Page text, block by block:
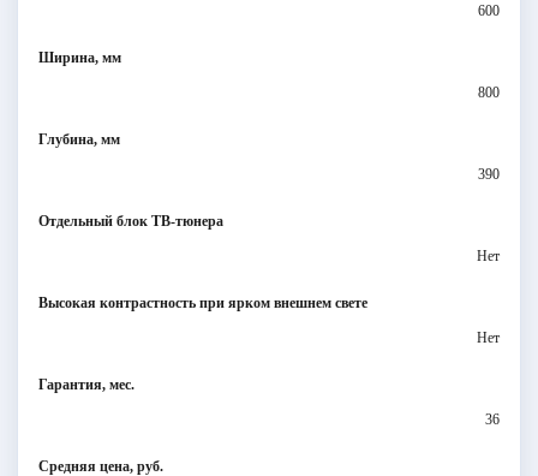
600
Ширина, мм
800
Глубина, мм
390
Отдельный блок ТВ-тюнера
Нет
Высокая контрастность при ярком внешнем свете
Нет
Гарантия, мес.
36
Средняя цена, руб.